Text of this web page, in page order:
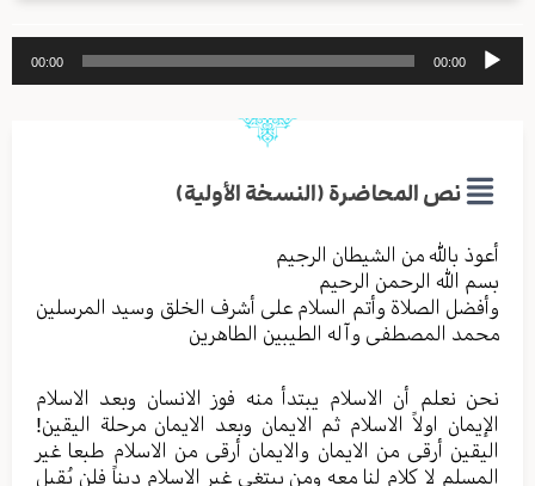
مشغل
الصوت
00:00
00:00
نص المحاضرة (النسخة الأولية)
أعوذ بالله من الشیطان الرجیم
بسم الله الرحمن الرحیم
وأفضل الصلاة وأتم السلام علی أشرف الخلق وسید المرسلین
محمد المصطفی وآله الطیبین الطاهرین
نحن نعلم أن الاسلام یبتدأ منه فوز الانسان وبعد الاسلام
الإیمان اولاً الاسلام ثم الایمان وبعد الایمان مرحلة الیقین!
الیقین أرقی من الایمان والایمان أرقی من الاسلام طبعا غیر
المسلم لا کلام لنا معه ومن یبتغي غیر الاسلام دیناً فلن یُقبل